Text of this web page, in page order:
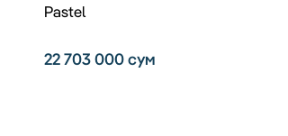
Pastel
22 703 000сум